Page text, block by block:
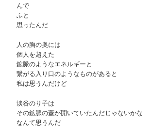
んで
ふと
思ったんだ
人の胸の奥には
個人を超えた
鉱脈のようなエネルギーと
繋がる入り口のようなものがあると
私は思うんだけど
淡谷のり子は
その鉱脈の蓋が開いていたんだじゃないかな
なんて思うんだ